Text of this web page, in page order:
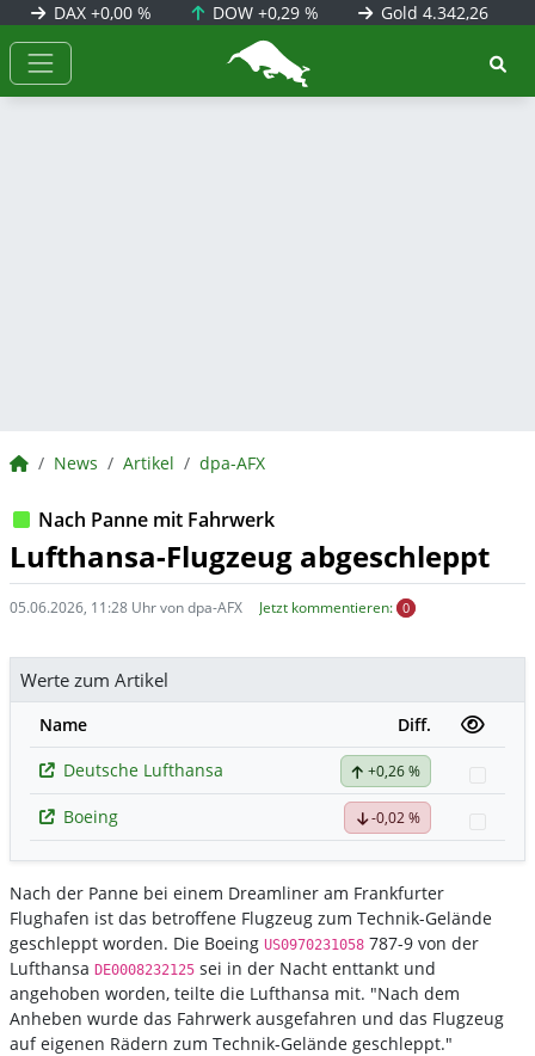
DAX +0,00 % DOW+0,29 % Gold 4.342,26
BörsenNEWS.de
BörsenNEWS.de
News Artikel dpa-AFX
Nach Panne mit Fahrwerk
Lufthansa-Flugzeug abgeschleppt
05.06.2026, 11:28 Uhr von dpa-AFX Jetzt kommentieren: 0
Werte zum Artikel
Name
Diff.
Deutsche Lufthansa
+0,26 %
Boeing
-0,02 %
Nach der Panne bei einem Dreamliner am Frankfurter
Flughafen ist das betroffene Flugzeug zum Technik-Gelände
geschleppt worden. Die Boeing US0970231058 787-9 von der
Lufthansa DE0008232125 sei in der Nacht enttankt und
angehoben worden, teilte die Lufthansa mit. "Nach dem
Anheben wurde das Fahrwerk ausgefahren und das Flugzeug
auf eigenen Rädern zum Technik-Gelände geschleppt."